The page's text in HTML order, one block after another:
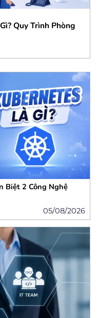
Quy Trình Phòng
Biệt 2 Công Nghệ
05/08/2026